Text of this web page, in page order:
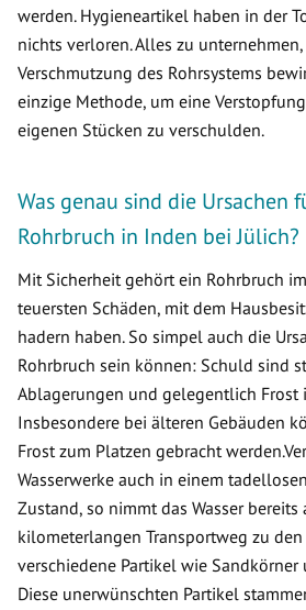
werden. Hygieneartikel haben in der
nichts verloren. Alles zu
Verschmutzung des Rohrsystems
einzige Methode, um eine
eigenen Stücken zu verschulden.
Was genau sind die Ursachen
Rohrbruch in Inden bei Jülich?
Mit Sicherheit gehört ein Rohrbruch
teuersten Schäden, mit dem
hadern haben. So simpel auch die
Rohrbruch sein können: Schuld sind
Ablagerungen und gelegentlich Frost
Insbesondere bei älteren Gebäuden
Frost zum Platzen gebracht
Wasserwerke auch in einem
Zustand, so nimmt das Wasser bereits
kilometerlangen Transportweg zu
verschiedene Partikel wie Sandkörner
Diese unerwünschten Partikel